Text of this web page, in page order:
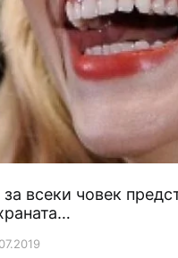
всеки човек